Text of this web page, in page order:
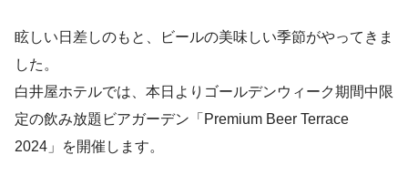
眩しい日差しのもと、ビールの美味しい季節がやってきま
した。
白井屋ホテルでは、本日よりゴールデンウィーク期間中限
定の飲み放題ビアガーデン「Premium Beer Terrace
2024」を開催します。